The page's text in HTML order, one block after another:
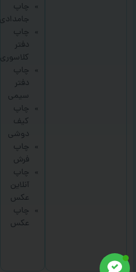
چاپ
جامدادی
چاپ
دفتر
کلاسوری
چاپ
دفتر
سیمی
چاپ
کیف
دوشی
چاپ
فرش
چاپ
آنلاین
عکس
چاپ
عکس